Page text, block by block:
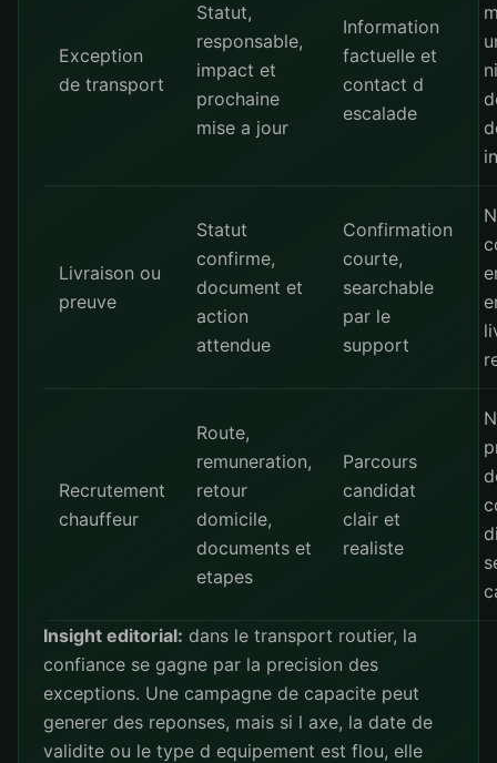
Exception
de transport
Statut,
responsable,
impact et
prochaine
mise a jour
Information
factuelle et
contact d
escalade
Livraison ou
preuve
Statut
confirme,
document et
action
attendue
Confirmation
courte,
searchable
par le
support
Recrutement
chauffeur
Route,
remuneration,
retour
domicile,
documents et
etapes
Parcours
candidat
clair et
realiste
Insight editorial: dans le transport routier, la
confiance se gagne par la precision des
exceptions. Une campagne de capacite peut
generer des reponses, mais si l axe, la date de
validite ou le type d equipement est flou, elle